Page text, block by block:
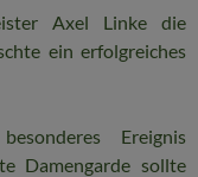
Axel Linke die
ein erfolgreiches
Ereignis
Damengarde sollte